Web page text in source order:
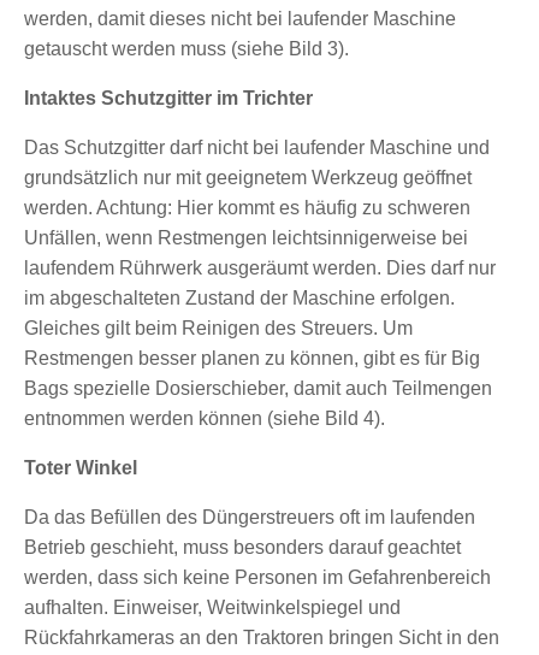
werden, damit dieses nicht bei laufender Maschine
getauscht werden muss (siehe Bild 3).
Intaktes Schutzgitter im Trichter
Das Schutzgitter darf nicht bei laufender Maschine und
grundsätzlich nur mit geeignetem Werkzeug geöffnet
werden. Achtung: Hier kommt es häufig zu schweren
Unfällen, wenn Restmengen leichtsinnigerweise bei
laufendem Rührwerk ausgeräumt werden. Dies darf nur
im abgeschalteten Zustand der Maschine erfolgen.
Gleiches gilt beim Reinigen des Streuers. Um
Restmengen besser planen zu können, gibt es für Big
Bags spezielle Dosierschieber, damit auch Teilmengen
entnommen werden können (siehe Bild 4).
Toter Winkel
Da das Befüllen des Düngerstreuers oft im laufenden
Betrieb geschieht, muss besonders darauf geachtet
werden, dass sich keine Personen im Gefahrenbereich
aufhalten. Einweiser, Weitwinkelspiegel und
Rückfahrkameras an den Traktoren bringen Sicht in den